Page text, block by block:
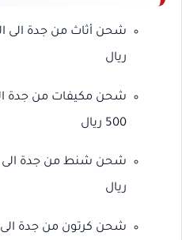
ريال
شحن مكيفات من جدة
500 ريال
ريال